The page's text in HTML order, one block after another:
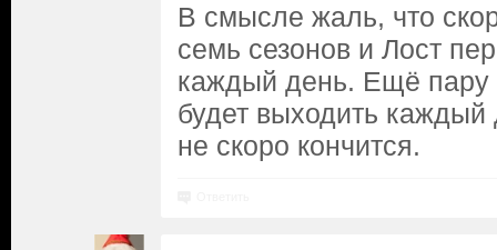
В смысле жаль, что
семь сезонов и Лост
каждый день. Ещё пару
будет выходить
не скоро кончится.